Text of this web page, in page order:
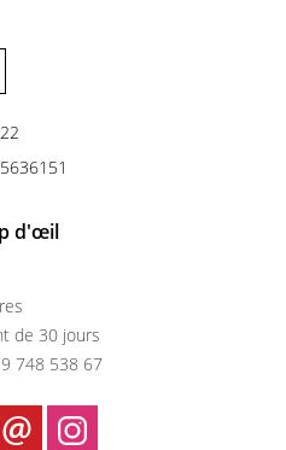
d'œil
de 30 jours
748 538 67